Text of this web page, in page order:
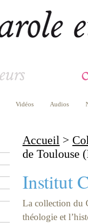
Vidéos Audios
Accueil >
de Toulouse
Institut
La collection du
théologie et